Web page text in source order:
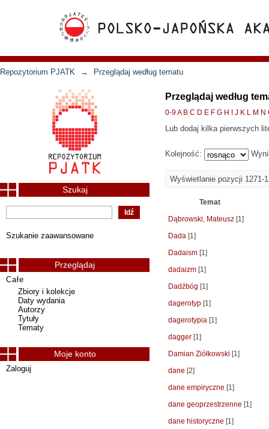
Repozytorium PJATK → Przeglądaj według tematu
Przeglądaj według
0-9A B C D E F G H J K L M N
Lub dodaj kilka pierwszych
Kolejność:
Wyświetlanie pozycji 1271-
Temat
Dąbrowski, Mateusz [1]
Dada [1]
Dadaism [1]
dadaizm [1]
Dadźbóg [1]
dagerotyp [1]
dagerotypia [1]
dagger [1]
Damian Ziółkowski [1]
dane [2]
dane empiryczne [1]
dane geoprzestrzenne [1]
dane historyczne [1]
Szukaj
Szukanie zaawansowane
Przeglądaj
Całe
Zbiory i kolekcje
Daty wydania
Autorzy
Tytuły
Tematy
Moje konto
Zaloguj